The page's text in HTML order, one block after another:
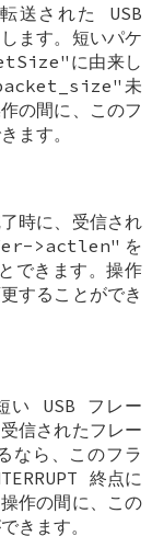
送された USB
ます。短いパケ
に由来し
未
の間に、このフ
ます。
時に、受信され
>actlen"を
きます。操作
することができ
い USB フレー
信されたフレー
なら、このフラ
終点に
作の間に、この
きます。